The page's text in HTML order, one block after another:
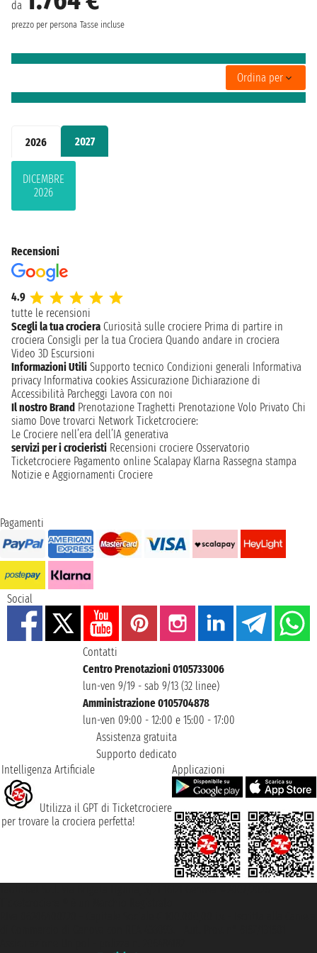
2026 2027
DICEMBRE
2026
da
prezzo per persona Tasse incluse
Ordina per
Recensioni
4.9
tutte le recensioni
Scegli la tua crociera Curiosità sulle crociere Prima di partire in
crociera Consigli per la tua Crociera Quando andare in crociera
Video 3D Escursioni
Informazioni Utili Supporto tecnico Condizioni generali Informativa
privacy Informativa cookies Assicurazione Dichiarazione di
Accessibilità Parcheggi Lavora con noi
Il nostro Brand Prenotazione Traghetti Prenotazione Volo Privato Chi
siamo Dove trovarci Network Ticketcrociere:
Le Crociere nell’era dell’IA generativa
servizi per i crocieristi Recensioni crociere Osservatorio
Ticketcrociere Pagamento online Scalapay Klarna Rassegna stampa
Notizie e Aggiornamenti Crociere
Pagamenti
Social
Contatti
Centro Prenotazioni 0105733006
lun-ven 9/19 - sab 9/13 (32 linee)
Amministrazione 0105704878
lun-ven 09:00 - 12:00 e 15:00 - 17:00
Assistenza gratuita
Supporto dedicato
Intelligenza Artificiale
Utilizza il GPT di Ticketcrociere
per trovare la crociera perfetta!
Applicazioni